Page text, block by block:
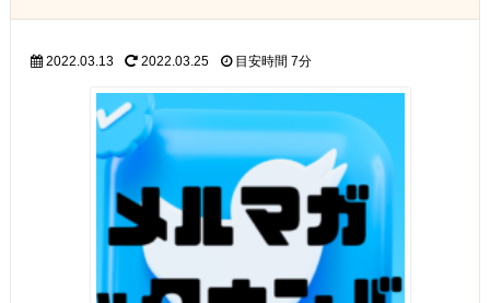
2022.03.13 2022.03.25 目安時間 7分